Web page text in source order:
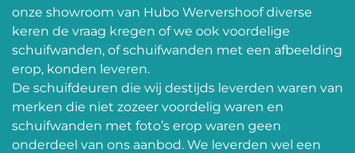
onze showroom van Hubo Wervershoof diverse
keren de vraag kregen of we ook voordelige
schuifwanden, of schuifwanden met een afbeelding
erop, konden leveren.
De schuifdeuren die wij destijds leverden waren van
merken die niet zozeer voordelig waren en
schuifwanden met foto’s erop waren geen
onderdeel van ons aanbod. We leverden wel een